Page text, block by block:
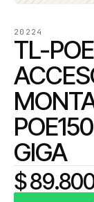
20224
TL-
GIGA
$